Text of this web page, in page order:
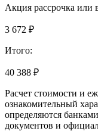
Акция рассрочка или
3 672 ₽
Итого:
40 388 ₽
Расчет стоимости и
ознакомительный
определяются
документов и